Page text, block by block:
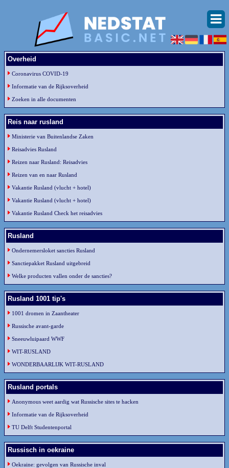
Overheid
Coronavirus COVID-19
Informatie van de Rijksoverheid
Zoeken in alle documenten
Reis naar rusland
Ministerie van Buitenlandse Zaken
Reisadvies Rusland
Reizen naar Rusland: Reisadvies
Reizen van en naar Rusland
Vakantie Rusland (vlucht + hotel)
Vakantie Rusland (vlucht + hotel)
Vakantie Rusland Check het reisadvies
Rusland
Ondernemersloket sancties Rusland
Sanctiepakket Rusland uitgebreid
Welke producten vallen onder de sancties?
Rusland 1001 tip's
1001 dromen in Zaantheater
Russische avant-garde
Sneeuwluipaard WWF
WIT-RUSLAND
WONDERBAARLIJK WIT-RUSLAND
Rusland portals
Anonymous weet aardig wat Russische sites te hacken
Informatie van de Rijksoverheid
TU Delft Studentenportal
Russisch in oekraine
Oekraine: gevolgen van Russische inval